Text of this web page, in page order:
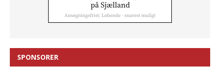
SPONSORER